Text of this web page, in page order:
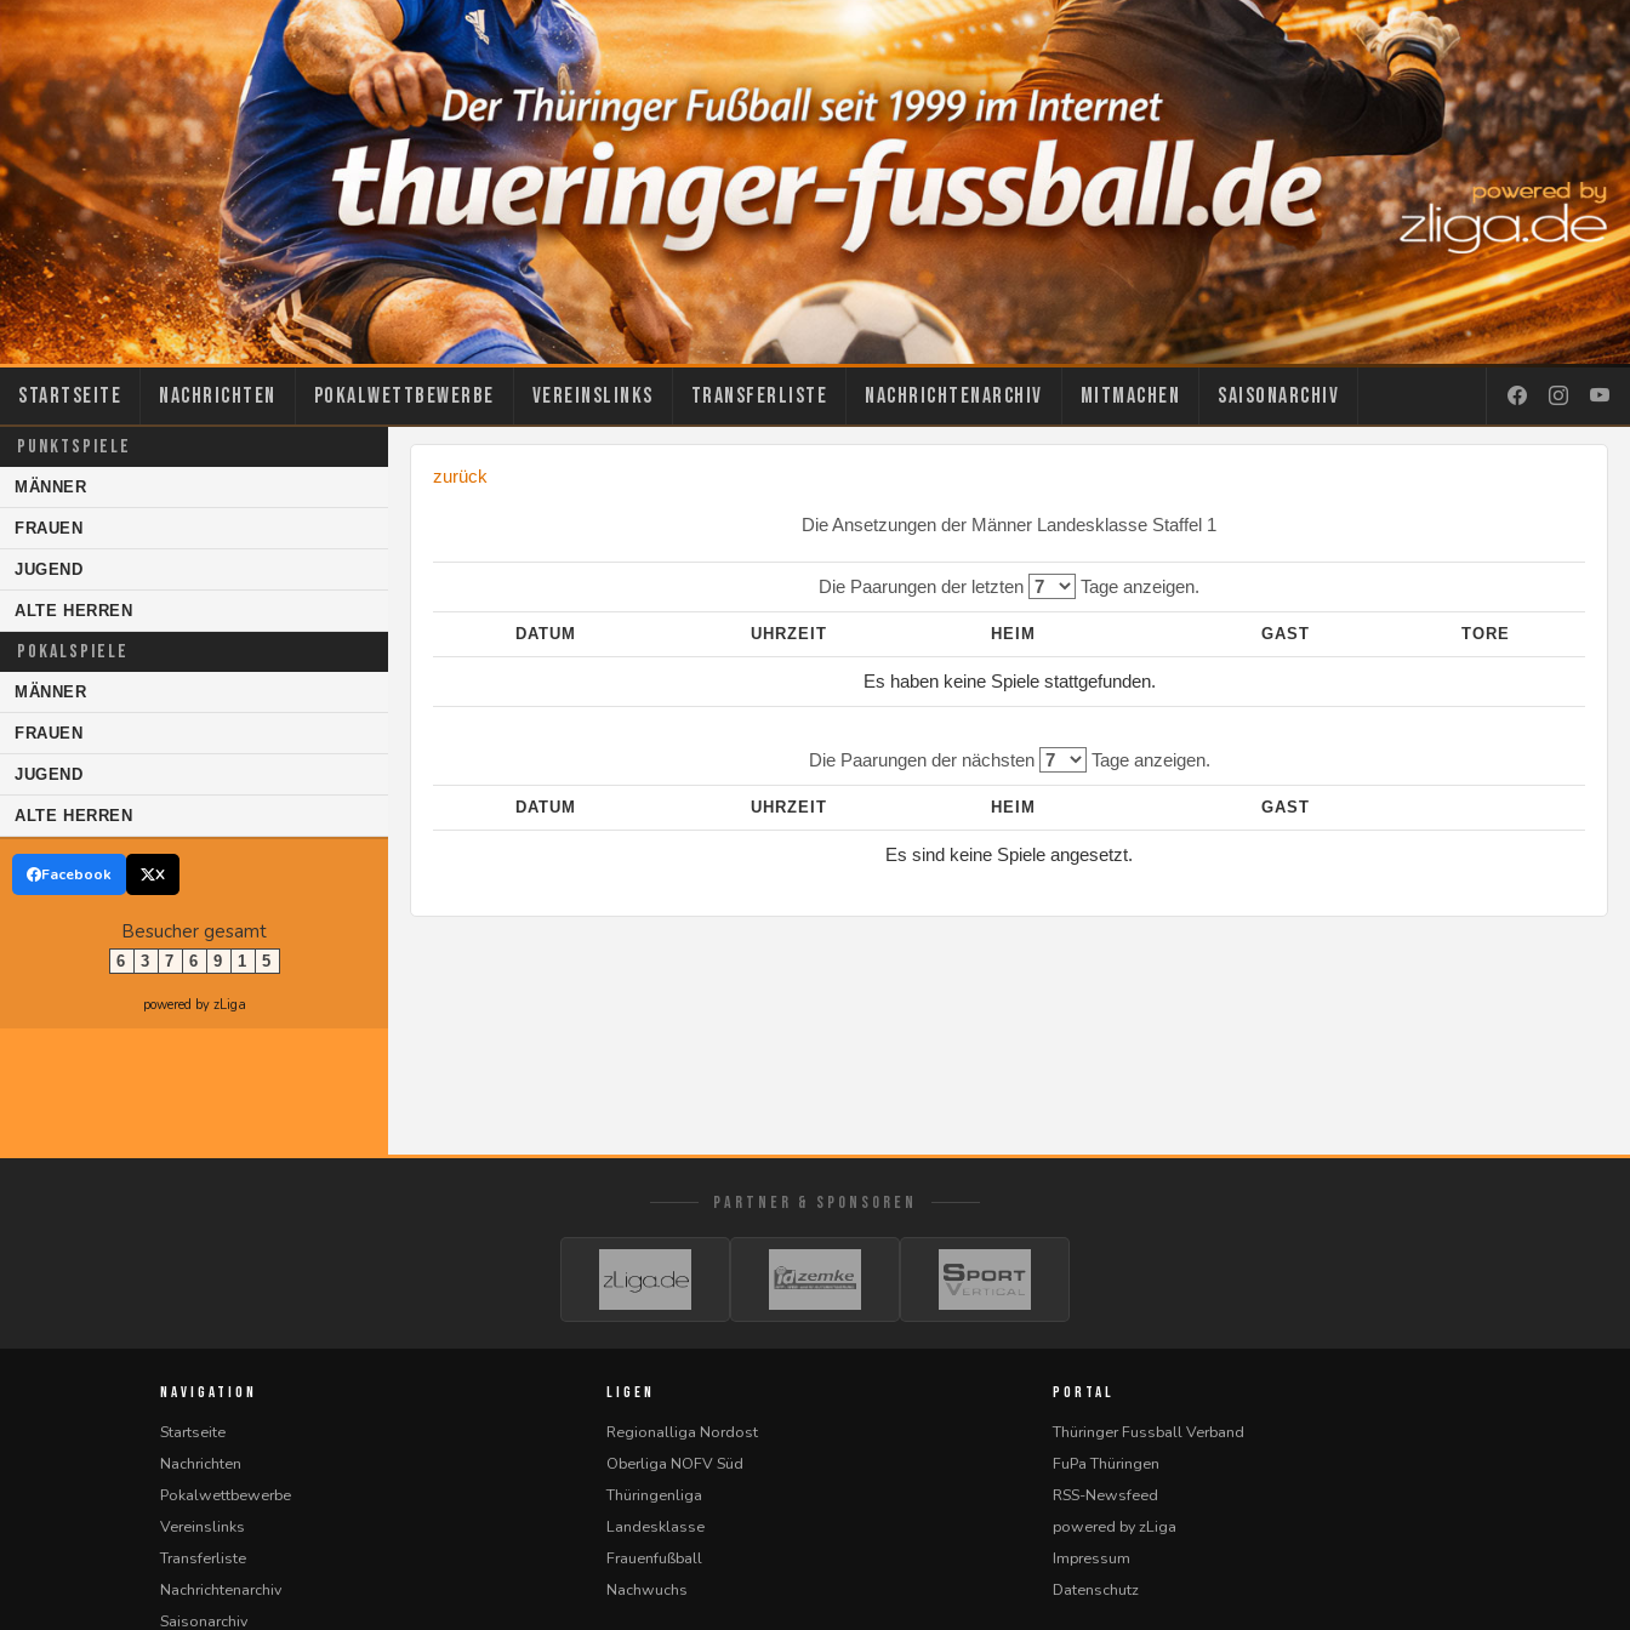
Startseite Nachrichten Pokalwettbewerbe Vereinslinks Transferliste Nachrichtenarchiv Mitmachen Saisonarchiv
PUNKTSPIELE
MÄNNER
FRAUEN
JUGEND
ALTE HERREN
POKALSPIELE
MÄNNER
FRAUEN
JUGEND
ALTE HERREN
Facebook X
Besucher gesamt
6 3 7 6 9 1 5
powered by zLiga
zurück
Die Ansetzungen der Männer Landesklasse Staffel 1
Die Paarungen der letzten Tage anzeigen.
DATUM UHRZEIT HEIM GAST TORE
Es haben keine Spiele stattgefunden.
Die Paarungen der nächsten Tage anzeigen.
DATUM UHRZEIT HEIM GAST
Es sind keine Spiele angesetzt.
PARTNER & SPONSOREN
NAVIGATION
Startseite
Nachrichten
Pokalwettbewerbe
Vereinslinks
Transferliste
Nachrichtenarchiv
Saisonarchiv
LIGEN
Regionalliga Nordost
Oberliga NOFV Süd
Thüringenliga
Landesklasse
Frauenfußball
Nachwuchs
PORTAL
Thüringer Fussball Verband
FuPa Thüringen
RSS-Newsfeed
powered by zLiga
Impressum
Datenschutz